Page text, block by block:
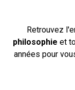
Retrouvez
philosophie et
années pour